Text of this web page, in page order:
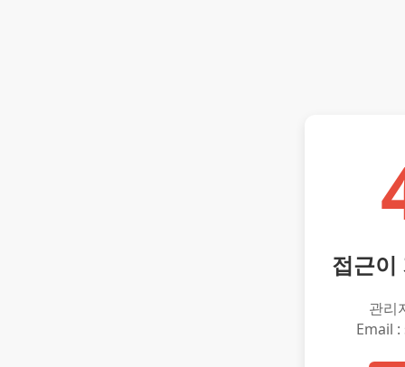
접근이
관리
Email